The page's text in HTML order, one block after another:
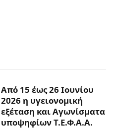
Από 15 έως 26 Ιουνίου
2026 η υγειονομική
εξέταση και Αγωνίσματα
υποψηφίων Τ.Ε.Φ.Α.Α.